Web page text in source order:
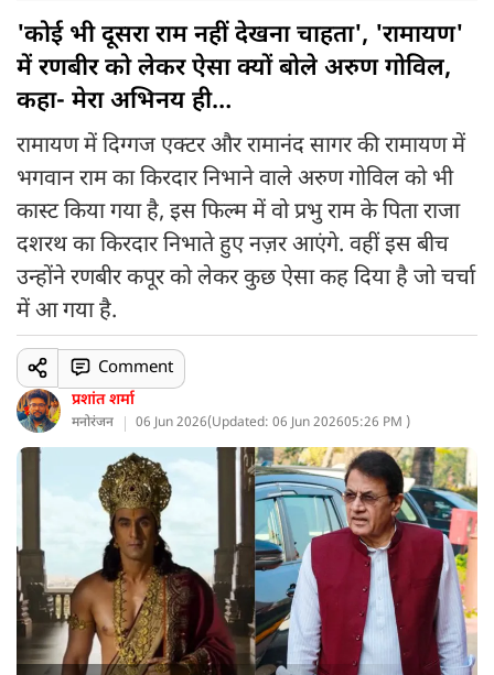
'कोई भी दूसरा राम नहीं देखना चाहता', 'रामायण'
में रणबीर को लेकर ऐसा क्यों बोले अरुण गोविल,
कहा- मेरा अभिनय ही…
रामायण में दिग्गज एक्टर और रामानंद सागर की रामायण में
भगवान राम का किरदार निभाने वाले अरुण गोविल को भी
कास्ट किया गया है, इस फिल्म में वो प्रभु राम के पिता राजा
दशरथ का किरदार निभाते हुए नज़र आएंगे. वहीं इस बीच
उन्होंने रणबीर कपूर को लेकर कुछ ऐसा कह दिया है जो चर्चा
में आ गया है.
प्रशांत शर्मा
मनोरंजन 06 Jun 2026(Updated: 06 Jun 202605:26 PM )
Comment